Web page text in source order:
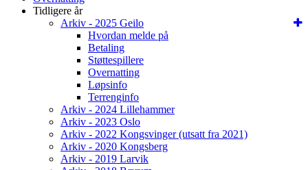
Tidligere år
Arkiv - 2025 Geilo
Hvordan melde på
Betaling
Støttespillere
Overnatting
Løpsinfo
Terrenginfo
Arkiv - 2024 Lillehammer
Arkiv - 2023 Oslo
Arkiv - 2022 Kongsvinger (utsatt fra 2021)
Arkiv - 2020 Kongsberg
Arkiv - 2019 Larvik